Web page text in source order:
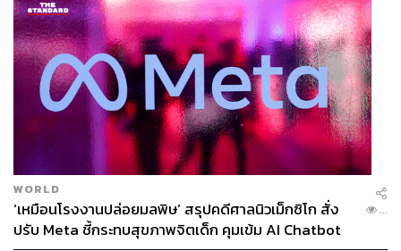
WORLD
‘เหมือนโรงงานปล่อยมลพิษ’ สรุปคดีศาลนิวเม็กซิโก สั่ง
ปรับ Meta ชี้กระทบสุขภาพจิตเด็ก คุมเข้ม AI Chatbot
...